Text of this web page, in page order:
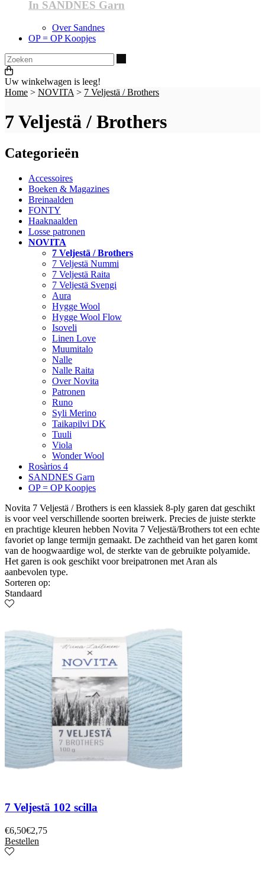
In SANDNES Garn
Over Sandnes
OP = OP Koopjes
Uw winkelwagen is leeg!
Home > NOVITA > 7 Veljestä / Brothers
7 Veljestä / Brothers
Categorieën
Accessoires
Boeken & Magazines
Breinaalden
FONTY
Haaknaalden
Losse patronen
NOVITA
7 Veljestä / Brothers
7 Veljestä Nummi
7 Veljestä Raita
7 Veljestä Svengi
Aura
Hygge Wool
Hygge Wool Flow
Isoveli
Linen Love
Muumitalo
Nalle
Nalle Raita
Over Novita
Patronen
Runo
Syli Merino
Taikapilvi DK
Tuuli
Viola
Wonder Wool
Rosàrios 4
SANDNES Garn
OP = OP Koopjes
Novita 7 Veljestä / Brothers is een klassiek 8-ply garen dat geschikt
is voor veel verschillende soorten breiwerk. Precies de juiste sterkte
en prachtige kleuren hebben Novita 7 Veljestä/Brothers tot een echte
favoriet op lange termijn gemaakt. De zachtheid van het garen komt
van de hoogwaardige wol, de sterkte van de gebruikte polyamide.
Het garen is ook geschikt voor breipatronen met Aran als
aanbevolen type.
Sorteren op:
Standaard
7 Veljestä 102 scilla
€6,50€2,75
Bestellen